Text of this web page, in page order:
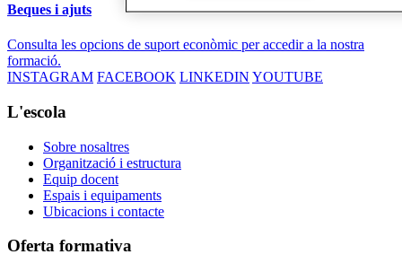
Beques i ajuts
Consulta les opcions de suport econòmic per accedir a la nostra
formació.
INSTAGRAM FACEBOOK LINKEDIN YOUTUBE
L'escola
Sobre nosaltres
Organització i estructura
Equip docent
Espais i equipaments
Ubicacions i contacte
Oferta formativa